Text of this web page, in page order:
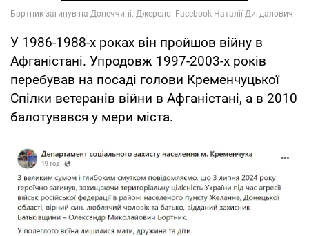
У 1986-1988-х роках він пройшов війну в
Афганістані. Упродовж 1997-2003-х років
перебував на посаді голови Кременчуцької
Спілки ветеранів війни в Афганістані, а в 2010
балотувався у мери міста.